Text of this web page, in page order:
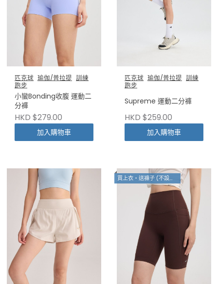
匹克球 瑜伽/普拉提 訓練
跑步
小蠻Bonding收腹 運動二
分褲
HKD $279.00
加入購物車
匹克球 瑜伽/普拉提 訓練
跑步
Supreme 運動二分褲
HKD $259.00
加入購物車
買上衣・送褲子 (不設退換)